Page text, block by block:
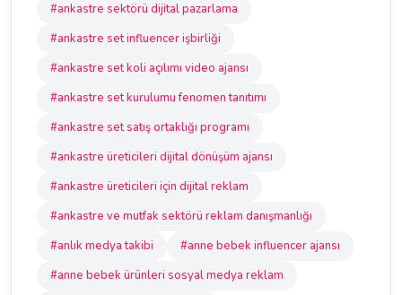
#ankastre sektörü dijital pazarlama
#ankastre set influencer işbirliği
#ankastre set koli açılımı video ajansı
#ankastre set kurulumu fenomen tanıtımı
#ankastre set satış ortaklığı programı
#ankastre üreticileri dijital dönüşüm ajansı
#ankastre üreticileri için dijital reklam
#ankastre ve mutfak sektörü reklam danışmanlığı
#anlık medya takibi
#anne bebek influencer ajansı
#anne bebek ürünleri sosyal medya reklam